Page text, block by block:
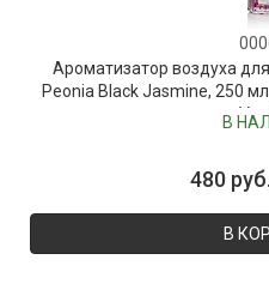
Ароматизатор воздуха
Peonia Black Jasmine, 250
В
480
В